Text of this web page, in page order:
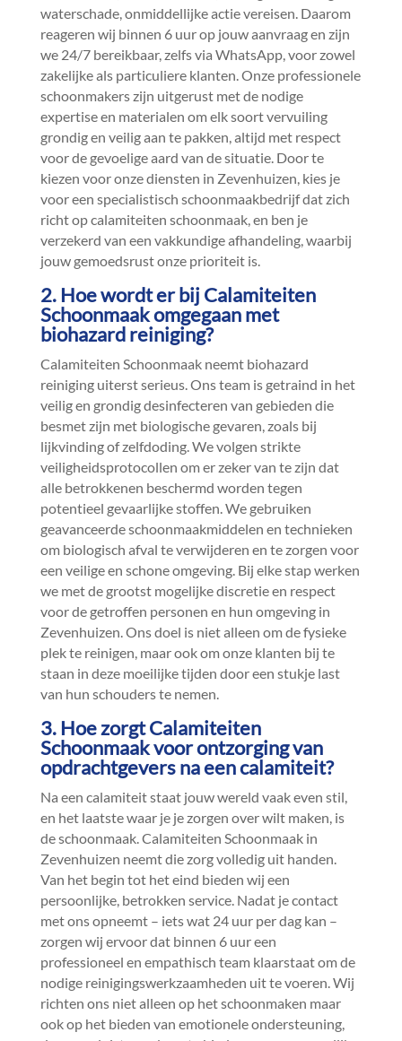
waterschade, onmiddellijke actie vereisen.​ Daarom
reageren wij binnen 6 uur op jouw aanvraag en zijn
we 24/7 bereikbaar, zelfs via WhatsApp, voor zowel
zakelijke als particuliere klanten.​ Onze professionele
schoonmakers zijn uitgerust met de nodige
expertise en materialen om elk soort vervuiling
grondig en veilig aan te pakken, altijd met respect
voor de gevoelige aard van de situatie.​ Door te
kiezen voor onze diensten in Zevenhuizen, kies je
voor een specialistisch schoonmaakbedrijf dat zich
richt op calamiteiten schoonmaak, en ben je
verzekerd van een vakkundige afhandeling, waarbij
jouw gemoedsrust onze prioriteit is.​
2.​ Hoe wordt er bij Calamiteiten
Schoonmaak omgegaan met
biohazard reiniging?
Calamiteiten Schoonmaak neemt biohazard
reiniging uiterst serieus.​ Ons team is getraind in het
veilig en grondig desinfecteren van gebieden die
besmet zijn met biologische gevaren, zoals bij
lijkvinding of zelfdoding.​ We volgen strikte
veiligheidsprotocollen om er zeker van te zijn dat
alle betrokkenen beschermd worden tegen
potentieel gevaarlijke stoffen.​ We gebruiken
geavanceerde schoonmaakmiddelen en technieken
om biologisch afval te verwijderen en te zorgen voor
een veilige en schone omgeving.​ Bij elke stap werken
we met de grootst mogelijke discretie en respect
voor de getroffen personen en hun omgeving in
Zevenhuizen.​ Ons doel is niet alleen om de fysieke
plek te reinigen, maar ook om onze klanten bij te
staan in deze moeilijke tijden door een stukje last
van hun schouders te nemen.​
3.​ Hoe zorgt Calamiteiten
Schoonmaak voor ontzorging van
opdrachtgevers na een calamiteit?
Na een calamiteit staat jouw wereld vaak even stil,
en het laatste waar je je zorgen over wilt maken, is
de schoonmaak.​ Calamiteiten Schoonmaak in
Zevenhuizen neemt die zorg volledig uit handen.​
Van het begin tot het eind bieden wij een
persoonlijke, betrokken service.​ Nadat je contact
met ons opneemt – iets wat 24 uur per dag kan –
zorgen wij ervoor dat binnen 6 uur een
professioneel en empathisch team klaarstaat om de
nodige reinigingswerkzaamheden uit te voeren.​ Wij
richten ons niet alleen op het schoonmaken maar
ook op het bieden van emotionele ondersteuning,